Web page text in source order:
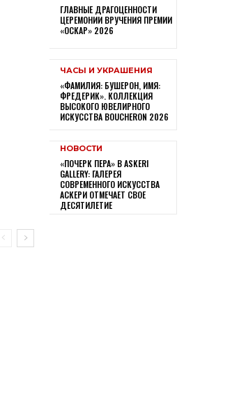
ГЛАВНЫЕ ДРАГОЦЕННОСТИ
ЦЕРЕМОНИИ ВРУЧЕНИЯ ПРЕМИИ
«ОСКАР» 2026
ЧАСЫ И УКРАШЕНИЯ
«ФАМИЛИЯ: БУШЕРОН, ИМЯ:
ФРЕДЕРИК». КОЛЛЕКЦИЯ
ВЫСОКОГО ЮВЕЛИРНОГО
ИСКУССТВА BOUCHERON 2026
НОВОСТИ
«ПОЧЕРК ПЕРА» В ASKERI
GALLERY: ГАЛЕРЕЯ
СОВРЕМЕННОГО ИСКУССТВА
АСКЕРИ ОТМЕЧАЕТ СВОЕ
ДЕСЯТИЛЕТИЕ